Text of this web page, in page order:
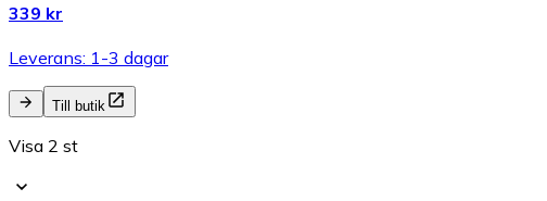
339 kr
Leverans: 1-3 dagar
Till butik
Visa 2 st